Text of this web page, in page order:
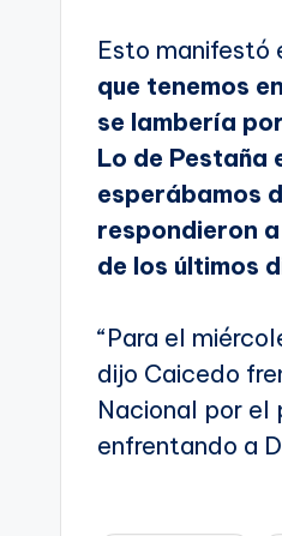
Esto manifestó
que tenemos
se lambería
Lo de Pestaña
esperábamos
respondieron
de los últimos
“Para el
dijo Caicedo
Nacional por el
enfrentando a